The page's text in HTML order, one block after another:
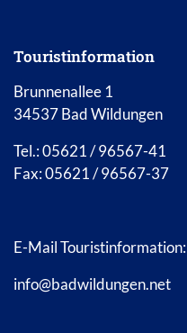
Touristinformation
Brunnenallee 1
34537 Bad Wildungen
Tel.: 05621 / 96567-41
Fax: 05621 / 96567-37
E-Mail Touristinformation:
info@badwildungen.net